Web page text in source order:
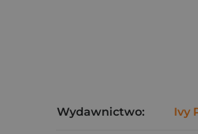
Wydawnictwo: Ivy